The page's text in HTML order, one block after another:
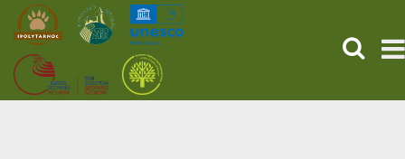
SEARCH